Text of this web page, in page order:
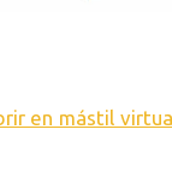
en mástil